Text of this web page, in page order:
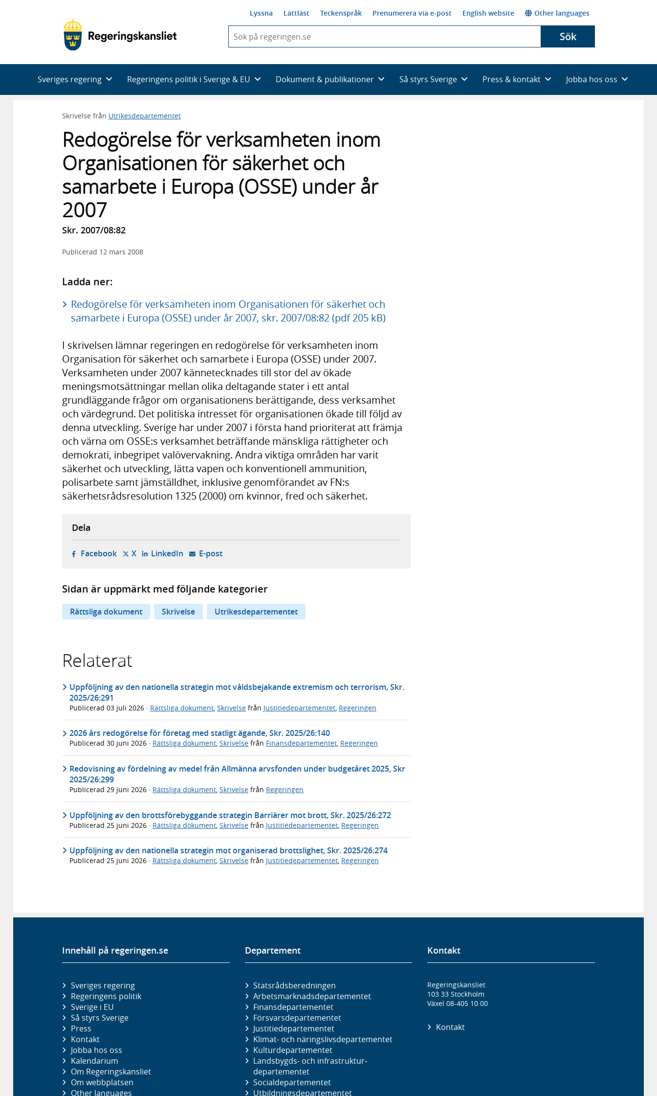
Lyssna Lättläst Teckenspråk Prenumerera via e-post English website Other languages
du
skriva
framträder
en
Sök
Sveriges regering Regeringens politik i Sverige & EU Dokument & publikationer Så styrs Sverige Press & kontakt Jobba hos oss
Skrivelse från Utrikesdepartementet
Redogörelse för verksamheten inom
Organisationen för säkerhet och
samarbete i Europa (OSSE) under år
2007
Skr. 2007/08:82
Publicerad 12 mars 2008
Ladda ner:
Redogörelse för verksamheten inom Organisationen för säkerhet och
samarbete i Europa (OSSE) under år 2007, skr. 2007/08:82 (pdf 205 kB)
I skrivelsen lämnar regeringen en redogörelse för verksamheten inom
Organisation för säkerhet och samarbete i Europa (OSSE) under 2007.
Verksamheten under 2007 kännetecknades till stor del av ökade
meningsmotsättningar mellan olika deltagande stater i ett antal
grundläggande frågor om organisationens berättigande, dess verksamhet
och värdegrund. Det politiska intresset för organisationen ökade till följd av
denna utveckling. Sverige har under 2007 i första hand prioriterat att främja
och värna om OSSE:s verksamhet beträffande mänskliga rättigheter och
demokrati, inbegripet valövervakning. Andra viktiga områden har varit
säkerhet och utveckling, lätta vapen och konventionell ammunition,
polisarbete samt jämställdhet, inklusive genomförandet av FN:s
säkerhetsrådsresolution 1325 (2000) om kvinnor, fred och säkerhet.
Dela
Facebook- öppnas i ny flik, extern webbplats,
X- öppnas i ny flik, extern webbplats,
LinkedIn- öppnas i ny flik, extern webbplats,
E-post- öppnar din e-postklient,
Sidan är uppmärkt med följande kategorier
Rättsliga dokument Skrivelse Utrikesdepartementet
Relaterat
Uppföljning av den nationella strategin mot våldsbejakande extremism och terrorism, Skr.
2025/26:291
Publicerad 03 juli 2026 · Rättsliga dokument Skrivelse från Justitiedepartementet Regeringen
2026 års redogörelse för företag med statligt ägande, Skr. 2025/26:140
Publicerad 30 juni 2026 · Rättsliga dokument, Skrivelse från Finansdepartementet, Regeringen
Redovisning av fördelning av medel från Allmänna arvsfonden under budgetåret 2025, Skr
2025/26:299
Publicerad 29 juni 2026 · Rättsliga dokument, Skrivelse från Regeringen
Uppföljning av den brottsförebyggande strategin Barriärer mot brott, Skr. 2025/26:272
Publicerad 25 juni 2026 · Rättsliga dokument Skrivelse från Justitiedepartementet Regeringen
Uppföljning av den nationella strategin mot organiserad brottslighet, Skr. 2025/26:274
Publicerad 25 juni 2026 · Rättsliga dokument, Skrivelse från Justitiedepartementet, Regeringen
Innehåll på regeringen.se
Sveriges regering
Regeringens politik
Sverige i EU
Så styrs Sverige
Press
Kontakt
Jobba hos oss
Kalendarium
Om Regeringskansliet
Om webbplatsen
Other languages
Departement
Statsrådsberedningen
Arbetsmarknads­departementet
Finans­departementet
Försvars­departementet
Justitie­departementet
Klimat- och näringslivs­departementet
Kultur­departementet
Landsbygds- och infrastruktur­
departementet
Social­departementet
Utbildnings­departementet
Kontakt
Regeringskansliet
103 33 Stockholm
Växel 08-405 10 00
Kontakt